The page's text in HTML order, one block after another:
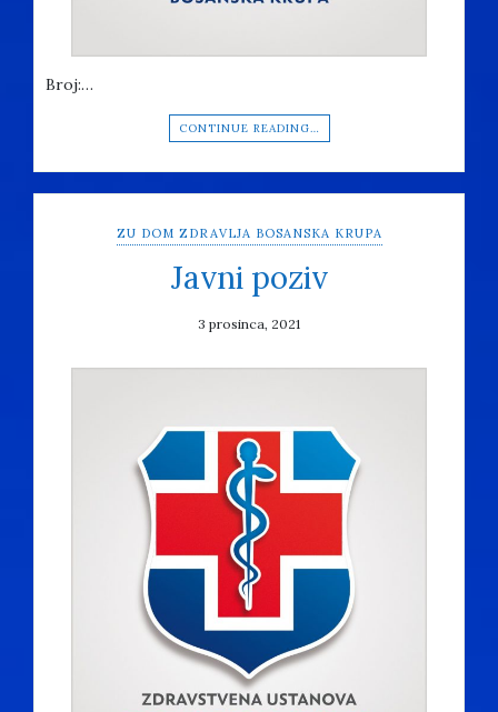
Broj:…
CONTINUE READING…
ZU DOM ZDRAVLJA BOSANSKA KRUPA
Javni poziv
3 prosinca, 2021